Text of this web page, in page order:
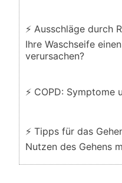
⚡ Ausschläge durch
Ihre Waschseife
verursachen?
⚡ COPD: Symptome
⚡ Tipps für das
Nutzen des Gehens